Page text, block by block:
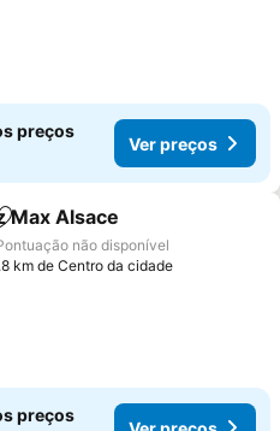
preços
Ver preços
aos favoritos
Max Alsace
não disponível
km de Centro da cidade
preços